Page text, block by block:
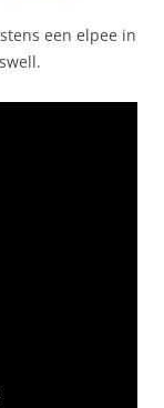
een elpee in